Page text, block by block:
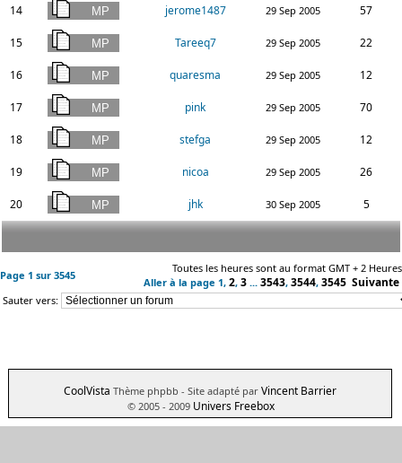
14 jerome1487 29 Sep 2005 57
15 Tareeq7 29 Sep 2005 22
16 quaresma 29 Sep 2005 12
17 pink 29 Sep 2005 70
18 stefga 29 Sep 2005 12
19 nicoa 29 Sep 2005 26
20 jhk 30 Sep 2005 5
Page 1 sur 3545
Toutes les heures sont au format GMT + 2 Heures
Aller à la page 1, 2, 3 ... 3543, 3544, 3545 Suivante
Sauter vers:
CoolVista Thème phpbb - Site adapté par Vincent Barrier
© 2005 - 2009 Univers Freebox